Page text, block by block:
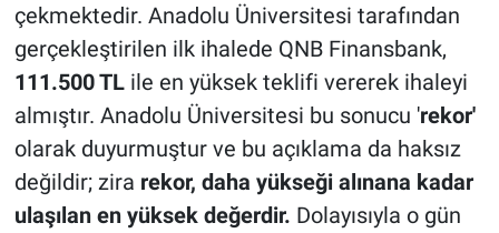
çekmektedir. Anadolu Üniversitesi tarafından
gerçekleştirilen ilk ihalede QNB Finansbank,
111.500 TLile en yüksek teklifi vererek ihaleyi
almıştır. Anadolu Üniversitesi bu sonucu 'rekor'
olarak duyurmuştur ve bu açıklama da haksız
değildir; zira rekor, daha yükseği alınana kadar
ulaşılan en yüksek değerdir. Dolayısıyla o gün